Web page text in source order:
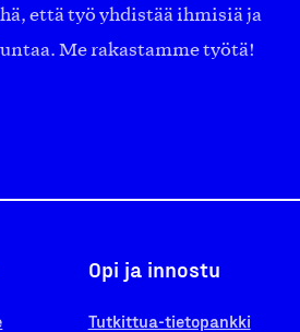
että työ yhdistää ihmisiä ja
Me rakastamme työtä!
Opi ja innostu
Tutkittua-tietopankki